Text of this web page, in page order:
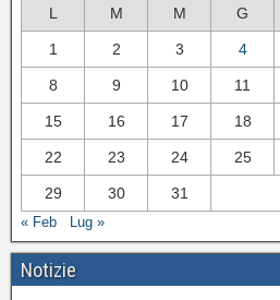
L M M G
1 2 3 4
8 9 10 11
15 16 17 18
22 23 24 25
29 30 31
« Feb Lug »
Notizie